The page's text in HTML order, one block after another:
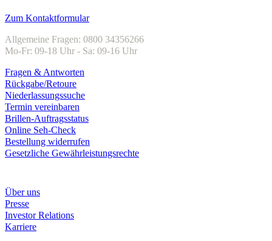
Zum Kontaktformular
Allgemeine Fragen: 0800 34356266
Mo-Fr: 09-18 Uhr - Sa: 09-16 Uhr
Fragen & Antworten
Rückgabe/Retoure
Niederlassungssuche
Termin vereinbaren
Brillen-Auftragsstatus
Online Seh-Check
Bestellung widerrufen
Gesetzliche Gewährleistungsrechte
Über uns
Presse
Investor Relations
Karriere